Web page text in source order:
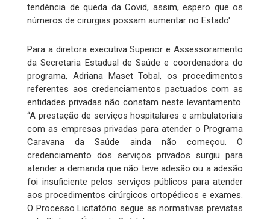
tendência de queda da Covid, assim, espero que os
números de cirurgias possam aumentar no Estado'.
Para a diretora executiva Superior e Assessoramento
da Secretaria Estadual de Saúde e coordenadora do
programa, Adriana Maset Tobal, os procedimentos
referentes aos credenciamentos pactuados com as
entidades privadas não constam neste levantamento.
“A prestação de serviços hospitalares e ambulatoriais
com as empresas privadas para atender o Programa
Caravana da Saúde ainda não começou. O
credenciamento dos serviços privados surgiu para
atender a demanda que não teve adesão ou a adesão
foi insuficiente pelos serviços públicos para atender
aos procedimentos cirúrgicos ortopédicos e exames.
O Processo Licitatório segue as normativas previstas